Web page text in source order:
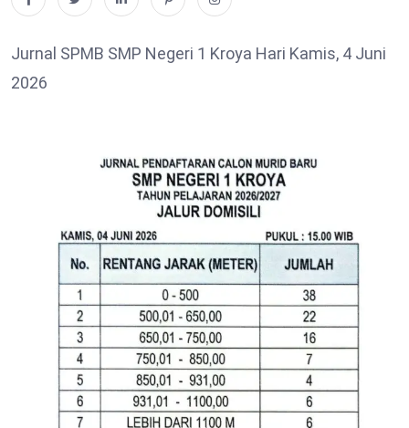
Jurnal SPMB SMP Negeri 1 Kroya Hari Kamis, 4 Juni
2026